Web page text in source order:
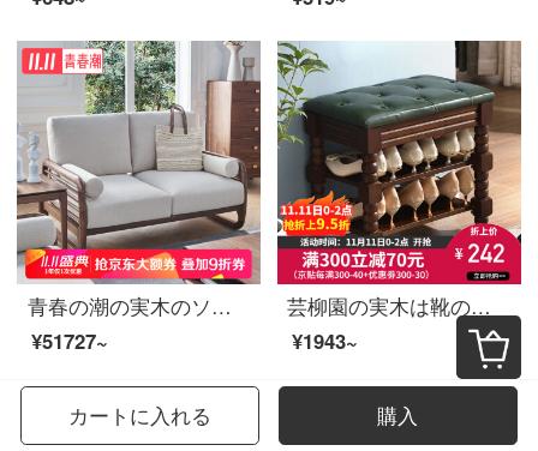
青春の潮の実木のソファー北米の黒胡桃の木の新しい中国式のソファーの組み合わせ北欧の簡単で小さい戸型の布芸のソファーの2人の位の1.4 m
¥51727~
芸柳園の実木は靴の腰掛けを変えます。家庭用は靴の腰掛けを履きます。中国式の美は靴の腰掛けを変えます。入り口に入ると、洋式の靴棚の保管台の玄関は靴の腰掛けを試してみます。
¥1943~
カートに入れる 購入